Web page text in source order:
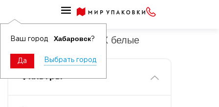
Ваш город Хабаровск?
Да Выбрать город
Перчатки Х/Б без ПВХ белые
Фильтры